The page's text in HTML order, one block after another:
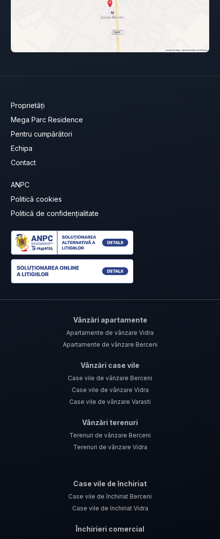
Proprietăți
Mega Parc Residence
Pentru cumpărători
Echipa
Contact
ANPC
Politică cookies
Politică de confidențialitate
Vânzări apartamente
Apartamente de vânzare Vidra
Apartamente de vânzare Berceni
Vânzări case vile
Case vile de vânzare Berceni
Case vile de vânzare Vidra
Case vile de vânzare Varasti
Vânzări terenuri
Terenuri de vânzare Berceni
Terenuri de vânzare Vidra
Case vile de închiriat
Case vile de închiriat Berceni
Case vile de închiriat Vidra
Închirieri comercial